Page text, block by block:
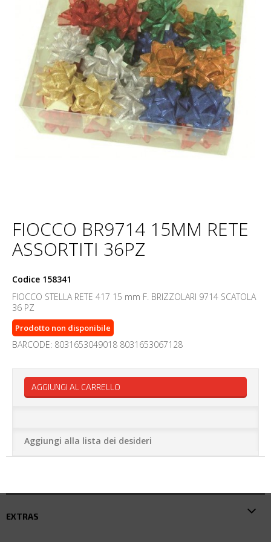
FIOCCO BR9714 15MM RETE
ASSORTITI 36PZ
Codice 158341
FIOCCO STELLA RETE 417 15 mm F. BRIZZOLARI 9714 SCATOLA
36 PZ
Prodotto non disponibile
BARCODE: 8031653049018 8031653067128
AGGIUNGI AL CARRELLO
Aggiungi alla lista dei desideri
EXTRAS